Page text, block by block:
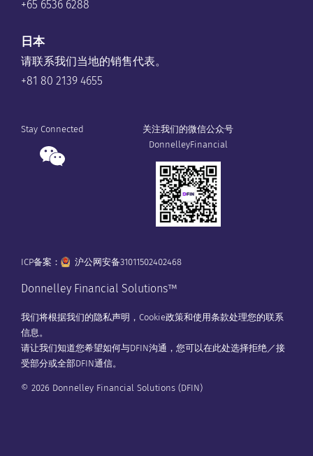
+65 6536 6288
日本
请联系我们当地的销售代表。
+81 80 2139 4655
Stay Connected
关注我们的微信公众号
DonnelleyFinancial
ICP备案： 沪公网安备31011502402468
Donnelley Financial Solutions™
我们将根据我们的隐私声明 ， Cookie政策和使用条款处理您的联系
信息。
请让我们知道您希望如何与DFIN沟通，您可以在此处选择拒绝／接
受部分或全部DFIN通信。
© 2026 Donnelley Financial Solutions (DFIN)